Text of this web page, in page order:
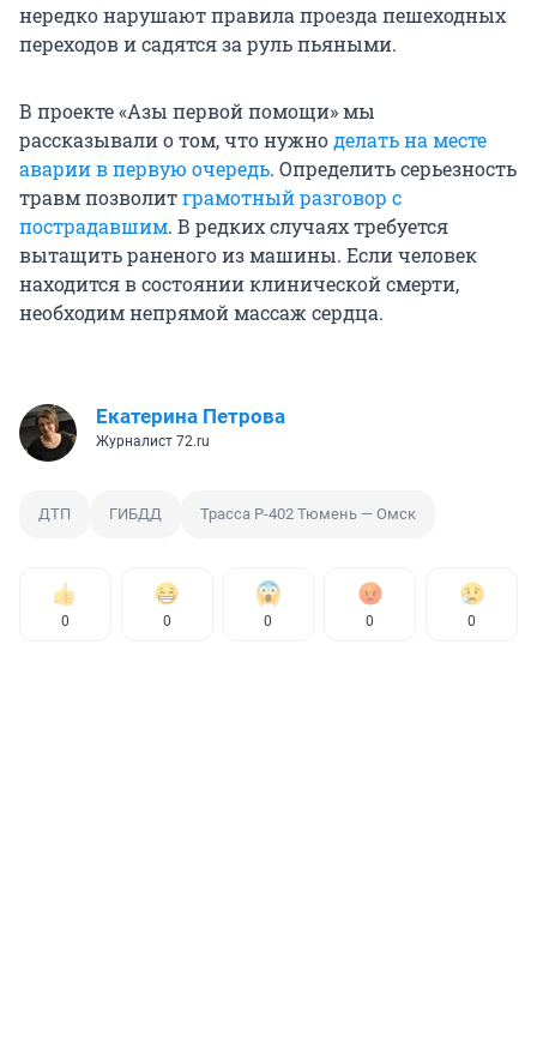
нередко нарушают правила проезда пешеходных
переходов и садятся за руль пьяными.
В проекте «Азы первой помощи» мы
рассказывали о том, что нужноделать на месте
аварии в первую очередь. Определить серьезность
травм позволитграмотный разговор с
пострадавшим. В редких случаях требуется
вытащить раненого из машины. Если человек
находится в состоянии клинической смерти,
необходим непрямой массаж сердца.
Екатерина Петрова
Журналист 72.ru
ДТП ГИБДД Трасса Р-402 Тюмень — Омск
0 0 0 0 0